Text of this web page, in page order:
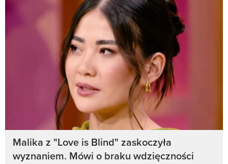
Malika z "Love is Blind" zaskoczyła
wyznaniem. Mówi o braku wdzięczności